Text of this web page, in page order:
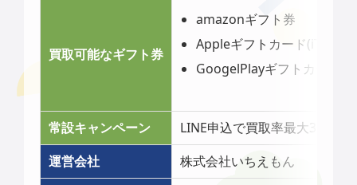
買取可能なギフト券
amazonギフト券
Appleギフトカード(iTunes
GoogelPlayギフトカード
常設キャンペーン
LINE申込で買取率最大3％ア
運営会社
株式会社いちえもん